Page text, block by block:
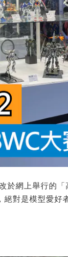
於網上舉行的
對是模型愛